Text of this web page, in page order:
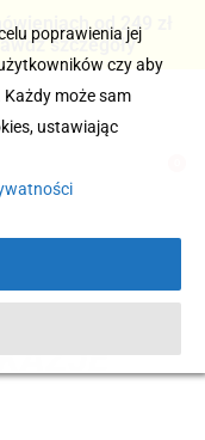
od 249 zł
szczegóły
poprawienia jej
czy aby
może sam
ustawiając